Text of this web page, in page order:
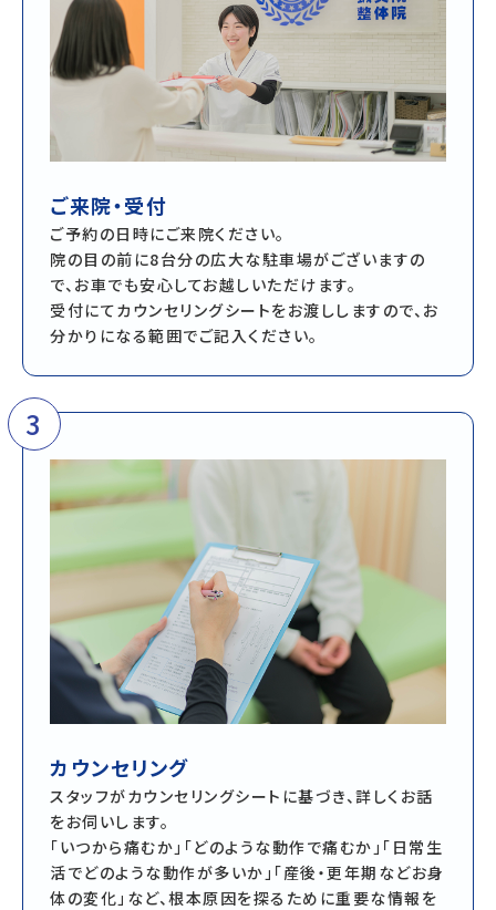
ご来院・受付
ご予約の日時にご来院ください。
院の目の前に8台分の広大な駐車場がございますの
で、お車でも安心してお越しいただけます。
受付にてカウンセリングシートをお渡ししますので、お
分かりになる範囲でご記入ください。
3
カウンセリング
スタッフがカウンセリングシートに基づき、詳しくお話
をお伺いします。
「いつから痛むか」「どのような動作で痛むか」「日常生
活でどのような動作が多いか」「産後・更年期などお身
体の変化」など、根本原因を探るために重要な情報を